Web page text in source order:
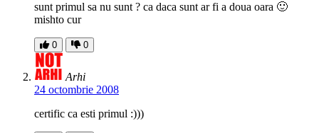
sunt primul sa nu sunt ? ca daca sunt ar fi a doua oara 🙂
mishto cur
0 0
Arhi
24 octombrie 2008
certific ca esti primul :)))